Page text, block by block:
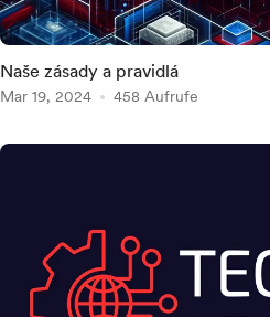
Naše zásady a pravidlá
Mar 19, 2024 458 Aufrufe